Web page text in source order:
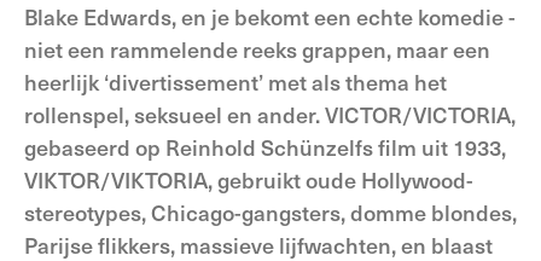
Blake Edwards, en je bekomt een echte komedie -
niet een rammelende reeks grappen, maar een
heerlijk ‘divertissement’ met als thema het
rollenspel, seksueel en ander. VICTOR/VICTORIA,
gebaseerd op Reinhold Schünzelfs film uit 1933,
VIKTOR/VIKTORIA, gebruikt oude Hollywood-
stereotypes, Chicago-gangsters, domme blondes,
Parijse flikkers, massieve lijfwachten, en blaast